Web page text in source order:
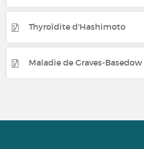
Thyroïdite d'Hashimoto
Maladie de Graves-Basedow